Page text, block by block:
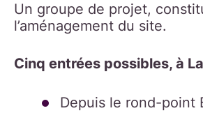
Un groupe de projet,
l’aménagement du site.
Cinq entrées possibles, à
Depuis le rond-point